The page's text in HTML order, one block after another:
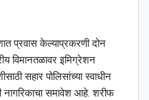
प्रवास केल्याप्रकरणी दोन
विमानतळावर इमिग्रेशन
सहार पोलिसांच्या स्वाधीन
नागरिकाचा समावेश आहे. शरीफ